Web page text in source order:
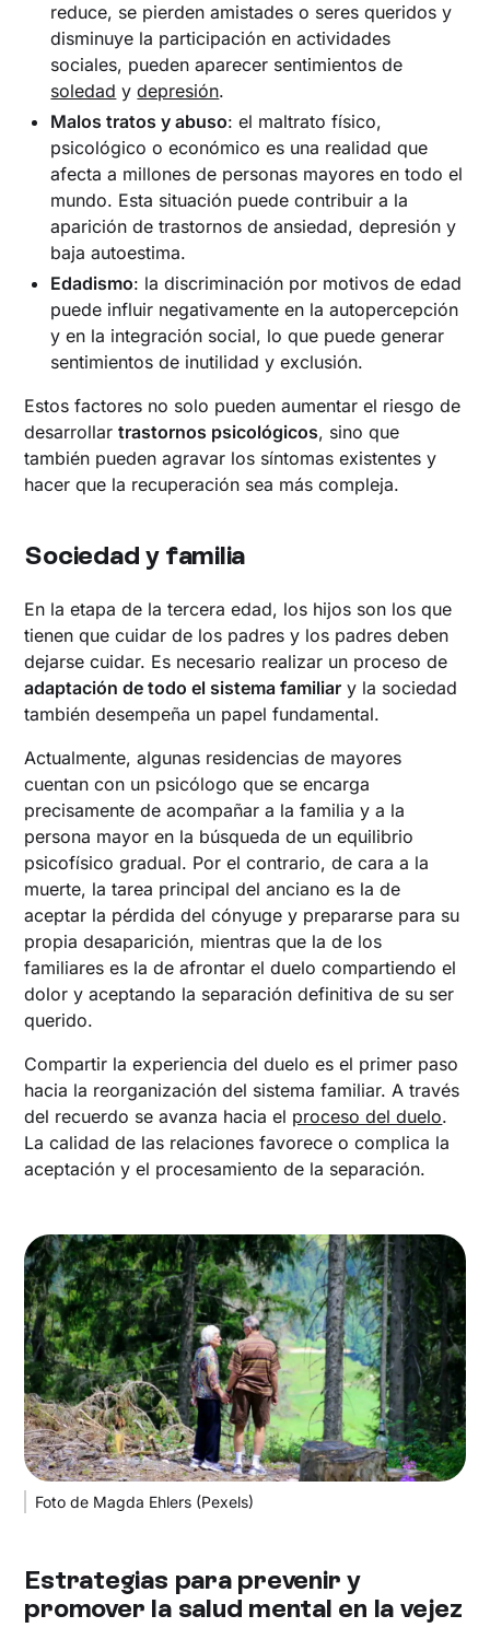
reduce, se pierden amistades o seres queridos y
disminuye la participación en actividades
sociales, pueden aparecer sentimientos de
soledad ydepresión.
Malos tratos y abuso: el maltrato físico,
psicológico o económico es una realidad que
afecta a millones de personas mayores en todo el
mundo. Esta situación puede contribuir a la
aparición de trastornos de ansiedad, depresión y
baja autoestima.
Edadismo: la discriminación por motivos de edad
puede influir negativamente en la autopercepción
y en la integración social, lo que puede generar
sentimientos de inutilidad y exclusión.
Estos factores no solo pueden aumentar el riesgo de
desarrollartrastornos psicológicos, sino que
también pueden agravar los síntomas existentes y
hacer que la recuperación sea más compleja.
Sociedad y familia
En la etapa de la tercera edad, los hijos son los que
tienen que cuidar de los padres y los padres deben
dejarse cuidar. Es necesario realizar un proceso de
adaptación de todo el sistema familiar y la sociedad
también desempeña un papel fundamental.
Actualmente, algunas residencias de mayores
cuentan con un psicólogo que se encarga
precisamente de acompañar a la familia y a la
persona mayor en la búsqueda de un equilibrio
psicofísico gradual. Por el contrario, de cara a la
muerte, la tarea principal del anciano es la de
aceptar la pérdida del cónyuge y prepararse para su
propia desaparición, mientras que la de los
familiares es la de afrontar el duelo compartiendo el
dolor y aceptando la separación definitiva de su ser
querido.
Compartir la experiencia del duelo es el primer paso
hacia la reorganización del sistema familiar. A través
del recuerdo se avanza hacia el proceso del duelo.
La calidad de las relaciones favorece o complica la
aceptación y el procesamiento de la separación.
Foto de Magda Ehlers (Pexels)
Estrategias para prevenir y
promover la salud mental en la vejez